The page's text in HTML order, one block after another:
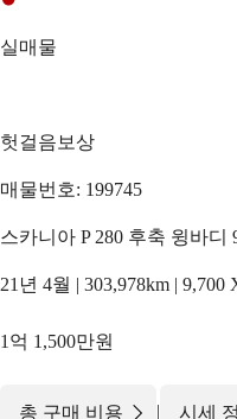
실매물
헛걸음보상
매물번호: 199745
스카니아 P 280 후축 윙바디
21년 4월 | 303,978km | 9,700
1억 1,500만원
총 구매 비용 | 시세